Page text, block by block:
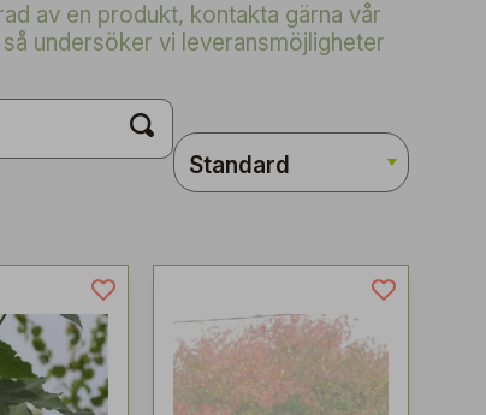
av en produkt, kontakta gärna vår
undersöker vi leveransmöjligheter